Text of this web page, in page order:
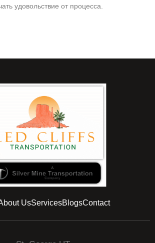
удовольствие от процесса.
UsServicesBlogsContact